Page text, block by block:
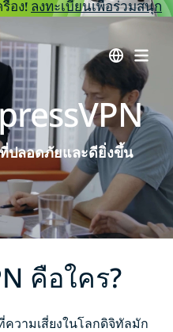
อง! ลงทะเบียนเพื่อร่วมสนุก
ปลอดภัยและดียิ่งขึ้น
คือใคร?
ความเสี่ยงในโลกดิจิทัลมัก